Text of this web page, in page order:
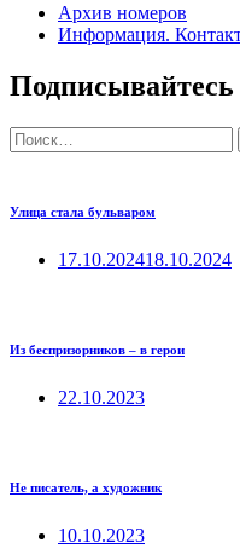
Архив номеров
Информация.
Подписывайтесь
Найти:
Улица стала бульваром
17.10.202418.10.2024
Из беспризорников – в герои
22.10.2023
Не писатель, а художник
10.10.2023